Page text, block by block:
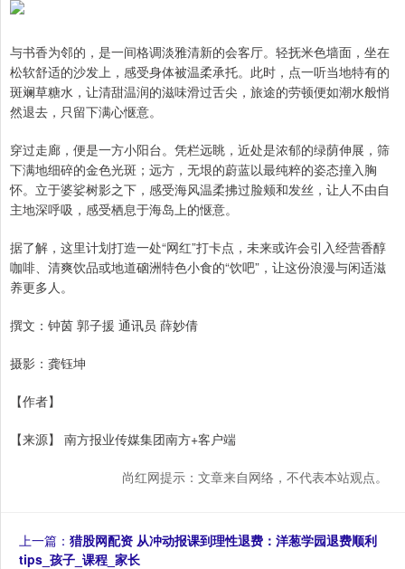
与书香为邻的，是一间格调淡雅清新的会客厅。轻抚米色墙面，坐在
松软舒适的沙发上，感受身体被温柔承托。此时，点一听当地特有的
斑斓草糖水，让清甜温润的滋味滑过舌尖，旅途的劳顿便如潮水般悄
然退去，只留下满心惬意。
穿过走廊，便是一方小阳台。凭栏远眺，近处是浓郁的绿荫伸展，筛
下满地细碎的金色光斑；远方，无垠的蔚蓝以最纯粹的姿态撞入胸
怀。立于婆娑树影之下，感受海风温柔拂过脸颊和发丝，让人不由自
主地深呼吸，感受栖息于海岛上的惬意。
据了解，这里计划打造一处“网红”打卡点，未来或许会引入经营香醇
咖啡、清爽饮品或地道硇洲特色小食的“饮吧”，让这份浪漫与闲适滋
养更多人。
撰文：钟茵 郭子援 通讯员 薛妙倩
摄影：龚钰坤
【作者】
【来源】 南方报业传媒集团南方+客户端
尚红网提示：文章来自网络，不代表本站观点。
上一篇： 猎股网配资 从冲动报课到理性退费：洋葱学园退费顺利
tips_孩子_课程_家长